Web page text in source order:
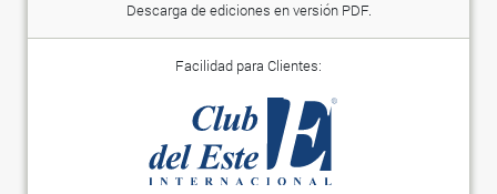
Descarga de ediciones en versión PDF.
Facilidad para Clientes: